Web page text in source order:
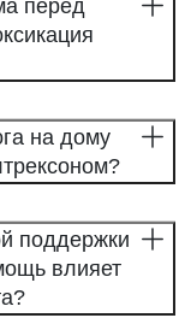
перед
на дому
поддержки
влияет